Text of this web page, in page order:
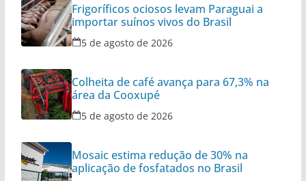
Frigoríficos ociosos levam Paraguai a
importar suínos vivos do Brasil
5 de agosto de 2026
Colheita de café avança para 67,3% na
área da Cooxupé
5 de agosto de 2026
Mosaic estima redução de 30% na
aplicação de fosfatados no Brasil